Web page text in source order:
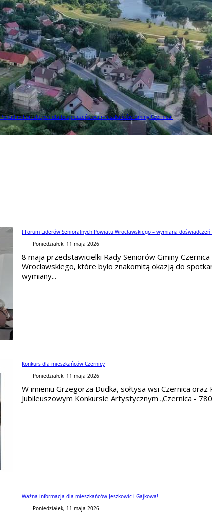
Ponad milion złotych dla bezpieczeństwa mieszkańców Gminy Czernica!
I Forum Liderów Senioralnych Powiatu Wrocławskiego – wymiana
Poniedziałek, 11 maja 2026
8 maja przedstawicielki Rady Seniorów Gminy
Wrocławskiego, które było znakomitą okazją do
wymiany...
Konkurs dla mieszkańców Czernicy
Poniedziałek, 11 maja 2026
W imieniu Grzegorza Dudka, sołtysa wsi Czernica oraz
Jubileuszowym Konkursie Artystycznym „Czernica -
Ważna informacja dla mieszkańców Jeszkowic i Gajkowa!
Poniedziałek, 11 maja 2026